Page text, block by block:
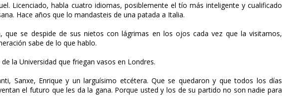
Licenciado, habla cuatro idiomas, posiblemente el tío más inteligente y cualificado
Hace años que lo mandasteis de una patada a Italia.
que se despide de sus nietos con lágrimas en los ojos cada vez que la visitamos,
sabe de lo que hablo.
la Universidad que friegan vasos en Londres.
Sanxe, Enrique y un larguísimo etcétera. Que se quedaron y que todos los días
el futuro que les da la gana. Porque usted y los de su partido no son nadie para